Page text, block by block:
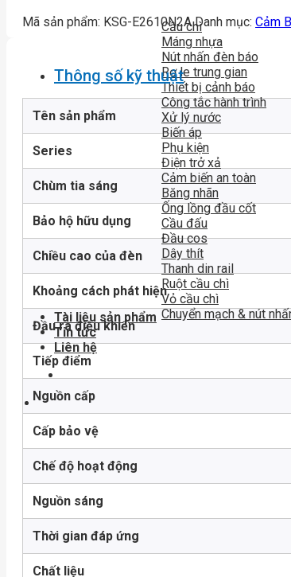
Cầu chì
Máng nhựa
Nút nhấn đèn báo
Rơ le trung gian
Thiết bị cảnh báo
Công tắc hành trình
Xử lý nước
Biến áp
Phụ kiện
Điện trở xả
Cảm biến an toàn
Băng nhãn
Ống lồng đầu cốt
Cầu đấu
Đầu cos
Dây thít
Thanh din rail
Ruột cầu chì
Vỏ cầu chì
Chuyển mạch & nút
Tài liệu sản phẩm
Tin tức
Liên hệ
Mã sản phẩm: KSG-E2610N2A Danh mục: Cảm
Thông số kỹ thuật
Tên sản phẩm
Series
Chùm tia sáng
Bảo hộ hữu dụng
Chiều cao của đèn
Khoảng cách phát hiện
Đầu ra điều khiển
Tiếp điểm
Nguồn cấp
Cấp bảo vệ
Chế độ hoạt động
Nguồn sáng
Thời gian đáp ứng
Chất liệu